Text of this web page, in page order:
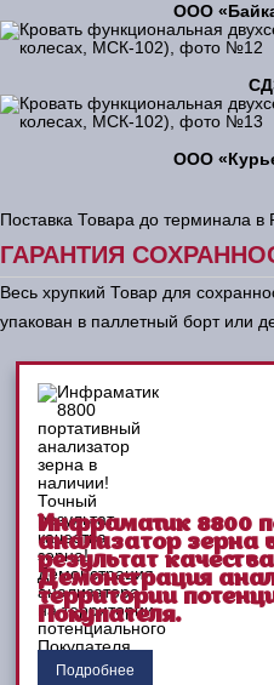
ООО
ООО
Поставка Товара до терминала
ГАРАНТИЯ
Весь хрупкий Товар для
упакован в паллетный борт или
Инфраматик 8800
анализатор зерна
результат
Демонстрация
территории
Покупателя.
Подробнее